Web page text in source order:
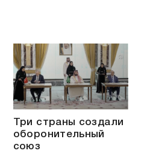
Три страны создали
оборонительный
союз